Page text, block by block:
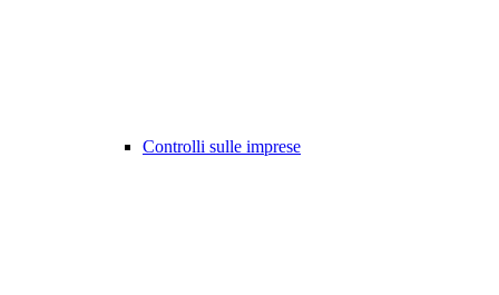
Controlli sulle imprese